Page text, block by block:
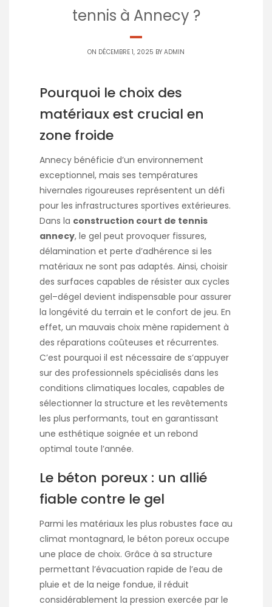
tennis à Annecy ?
ON DÉCEMBRE 1, 2025 BY ADMIN
Pourquoi le choix des
matériaux est crucial en
zone froide
Annecy bénéficie d’un environnement
exceptionnel, mais ses températures
hivernales rigoureuses représentent un défi
pour les infrastructures sportives extérieures.
Dans la construction court de tennis
annecy, le gel peut provoquer fissures,
délamination et perte d’adhérence si les
matériaux ne sont pas adaptés. Ainsi, choisir
des surfaces capables de résister aux cycles
gel–dégel devient indispensable pour assurer
la longévité du terrain et le confort de jeu. En
effet, un mauvais choix mène rapidement à
des réparations coûteuses et récurrentes.
C’est pourquoi il est nécessaire de s’appuyer
sur des professionnels spécialisés dans les
conditions climatiques locales, capables de
sélectionner la structure et les revêtements
les plus performants, tout en garantissant
une esthétique soignée et un rebond
optimal toute l’année.
Le béton poreux : un allié
fiable contre le gel
Parmi les matériaux les plus robustes face au
climat montagnard, le béton poreux occupe
une place de choix. Grâce à sa structure
permettant l’évacuation rapide de l’eau de
pluie et de la neige fondue, il réduit
considérablement la pression exercée par le